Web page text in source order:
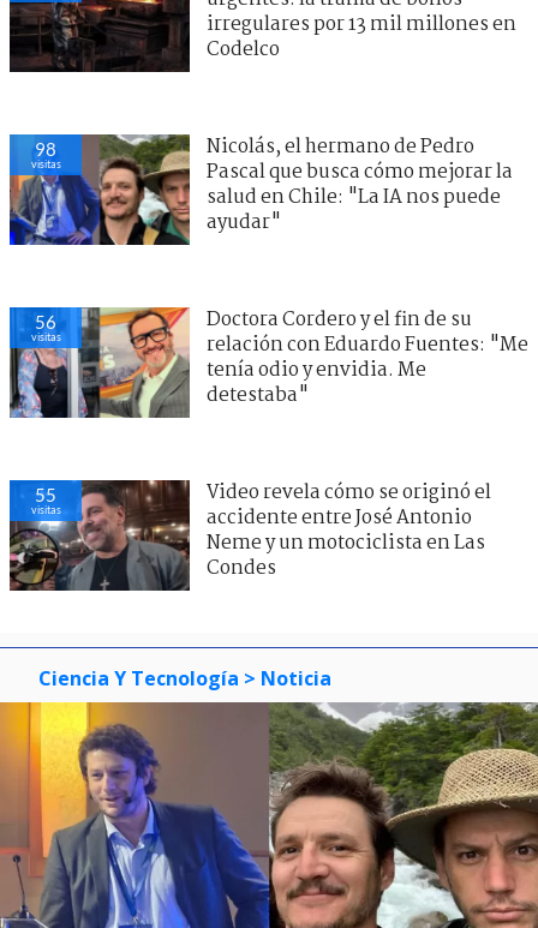
irregulares por 13 mil millones en
Codelco
98
visitas
Nicolás, el hermano de Pedro
Pascal que busca cómo mejorar la
salud en Chile: "La IA nos puede
ayudar"
56
visitas
Doctora Cordero y el fin de su
relación con Eduardo Fuentes: "Me
tenía odio y envidia. Me
detestaba"
55
visitas
Video revela cómo se originó el
accidente entre José Antonio
Neme y un motociclista en Las
Condes
Ciencia Y Tecnología > Noticia